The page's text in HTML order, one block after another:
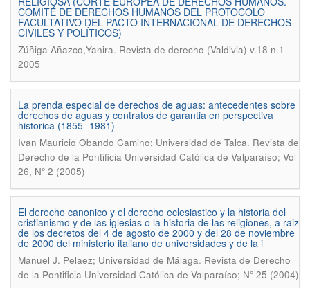
COMITÉ DE DERECHOS HUMANOS DEL PROTOCOLO
FACULTATIVO DEL PACTO INTERNACIONAL DE DERECHOS
CIVILES Y POLÍTICOS)
Zúñiga Añazco,Yanira. Revista de derecho (Valdivia) v.18 n.1
2005
La prenda especial de derechos de aguas: antecedentes sobre
derechos de aguas y contratos de garantia en perspectiva
historica (1855- 1981)
Ivan Mauricio Obando Camino; Universidad de Talca. Revista de
Derecho de la Pontificia Universidad Católica de Valparaíso; Vol
26, N° 2 (2005)
El derecho canonico y el derecho eclesiastico y la historia del
cristianismo y de las iglesias o la historia de las religiones, a raiz
de los decretos del 4 de agosto de 2000 y del 28 de noviembre
de 2000 del ministerio italiano de universidades y de la i
Manuel J. Pelaez; Universidad de Málaga. Revista de Derecho
de la Pontificia Universidad Católica de Valparaíso; N° 25 (2004)